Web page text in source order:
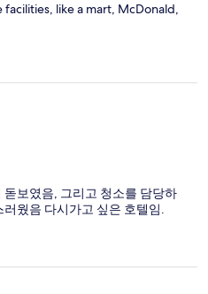
like a mart, McDonald,
보였음, 그리고 청소를 담당하
웠음 다시가고 싶은 호텔임.